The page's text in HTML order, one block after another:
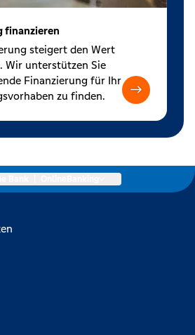
finanzieren
steigert den Wert
Wir unterstützen Sie
Finanzierung für Ihr
zu finden.